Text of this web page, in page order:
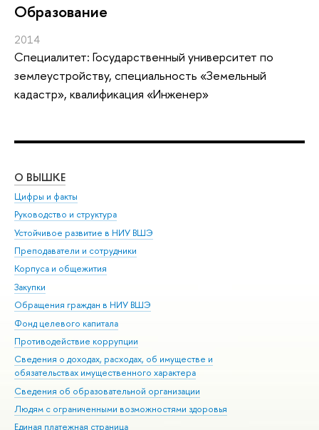
Oбразование
2014
Специалитет: Государственный университет по
землеустройству, специальность «Земельный
кадастр», квалификация «Инженер»
О ВЫШКЕ
Цифры и факты
Руководство и структура
Устойчивое развитие в НИУ ВШЭ
Преподаватели и сотрудники
Корпуса и общежития
Закупки
Обращения граждан в НИУ ВШЭ
Фонд целевого капитала
Противодействие коррупции
Сведения о доходах, расходах, об имуществе и
обязательствах имущественного характера
Сведения об образовательной организации
Людям с ограниченными возможностями здоровья
Единая платежная страница